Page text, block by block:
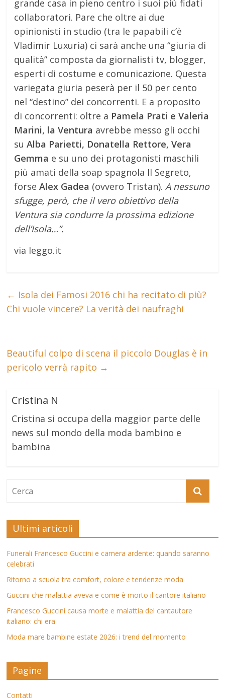
grande casa in pieno centro i suoi più fidati
collaboratori. Pare che oltre ai due
opinionisti in studio (tra le papabili c’è
Vladimir Luxuria) ci sarà anche una “giuria di
qualità” composta da giornalisti tv, blogger,
esperti di costume e comunicazione. Questa
variegata giuria peserà per il 50 per cento
nel “destino” dei concorrenti. E a proposito
di concorrenti: oltre a Pamela Prati e Valeria
Marini, la Ventura avrebbe messo gli occhi
suAlba Parietti, Donatella Rettore, Vera
Gemma e su uno dei protagonisti maschili
più amati della soap spagnola Il Segreto,
forse Alex Gadea (ovvero Tristan).A nessuno
sfugge, però, che il vero obiettivo della
Ventura sia condurre la prossima edizione
dell’Isola…”.
via leggo.it
← Isola dei Famosi 2016 chi ha recitato di più?
Chi vuole vincere? La verità dei naufraghi
Beautiful colpo di scena il piccolo Douglas è in
pericolo verrà rapito →
Cristina N
Cristina si occupa della maggior parte delle
news sul mondo della moda bambino e
bambina
Ultimi articoli
Funerali Francesco Guccini e camera ardente: quando saranno
celebrati
Ritorno a scuola tra comfort, colore e tendenze moda
Guccini che malattia aveva e come è morto il cantore italiano
Francesco Guccini causa morte e malattia del cantautore
italiano: chi era
Moda mare bambine estate 2026: i trend del momento
Pagine
Contatti